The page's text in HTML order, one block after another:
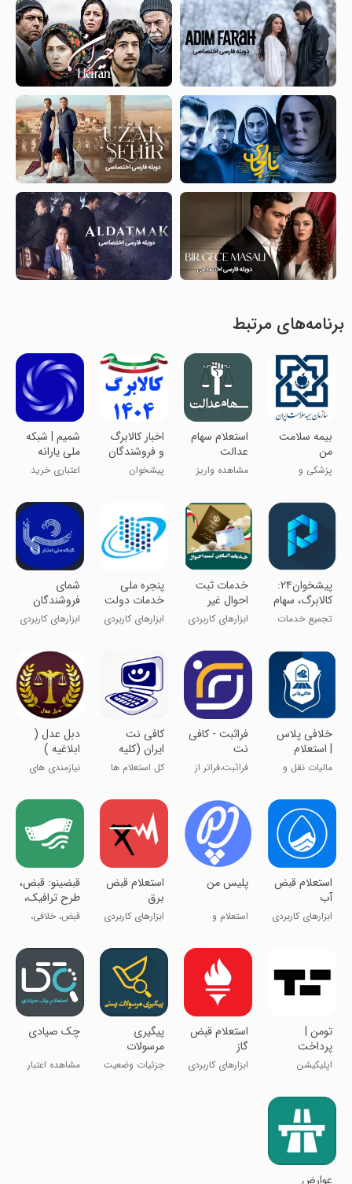
برنامه‌های مرتبط
بیمه سلامت
من
پزشکی و
استعلام سهام
عدالت
مشاهده واریز
‏‏‏اخبار کالابرگ
و فروشندگان
پیشخوان
‏‏شمیم | شبکه
ملی یارانه
های متمرکز
اعتباری خرید
‏‏پیشخوان۲۴:
کالابرگ، سهام
عدالت،
مالیات خودرو
تجمیع خدمات
‏‏خدمات ثبت
احوال غیر
رسمی
ابزارهای کاربردی
پنجره ملی
خدمات دولت
هوشمند(دولت
من)
ابزارهای کاربردی
‏شمای
فروشندگان
ابزارهای کاربردی
خلافی پلاس
| استعلام
جریمه خودرو
مالیات نقل و
‏‏‏فراثبت - کافی
نت
غیرحضوری
کشور
فراثبت،فراتر از
‏‏‏‏‏‏‏‏‏‏‏‏‏‏‏‏‏کافی نت
ایران (کلیه
خدمات
کل استعلام ها
دبل عدل (
ابلاغیه )
نیازمندی های
استعلام قبض
آب
ابزارهای کاربردی
پلیس من
استعلام و
استعلام قبض
برق
ابزارهای کاربردی
‏قبضینو: ‌قبض،
طرح ترافیک،
عوارض ازاد
قبض، خلافی،
‏تومن |
پرداخت
آنلاین
اپلیکیشن
استعلام قبض
گاز
ابزارهای کاربردی
پیگیری
مرسولات
پستی
جزئیات وضعیت
چک صیادی
مشاهده اعتبار
عوارض